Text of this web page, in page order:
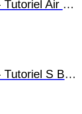
Air Gesture
S Beam